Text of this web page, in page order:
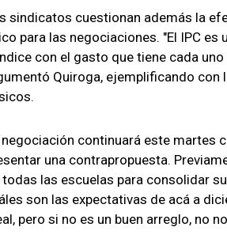
sindicatos cuestionan además la
para las negociaciones. "El IPC es
con el gasto que tiene cada
Quiroga, ejemplificando
negociación continuará este martes
una contrapropuesta.
todas las escuelas para consolidar
son las expectativas de acá a
pero si no es un buen arreglo, no